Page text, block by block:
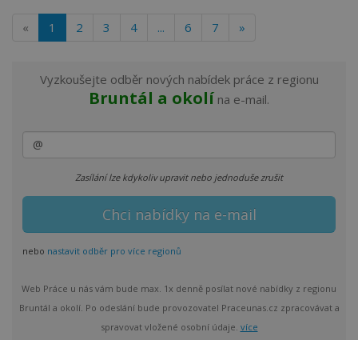
« 1 2 3 4 ... 6 7 »
Vyzkoušejte odběr nových nabídek práce z regionu
Bruntál a okolí na e-mail.
Zasílání lze kdykoliv upravit nebo jednoduše zrušit
nebo nastavit odběr pro více regionů
Web Práce u nás vám bude max. 1x denně posílat nové nabídky z regionu
Bruntál a okolí. Po odeslání bude provozovatel Praceunas.cz zpracovávat a
spravovat vložené osobní údaje. více